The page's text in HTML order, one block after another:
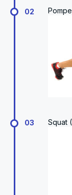
02
03 Squat